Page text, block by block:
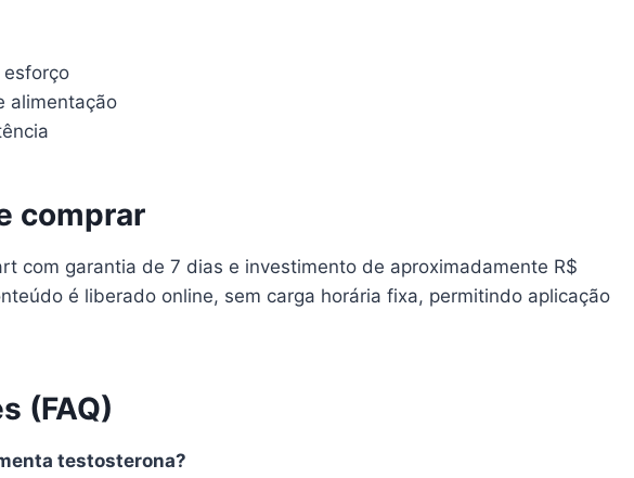
esforço
alimentação
comprar
com garantia de 7 dias e investimento de aproximadamente R$
é liberado online, sem carga horária fixa, permitindo aplicação
(FAQ)
testosterona?